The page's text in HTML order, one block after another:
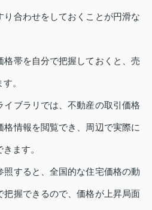
り合わせをしておくことが円滑な
格帯を自分で把握しておくと、売
。
イブラリでは、不動産の取引価格
情報を閲覧でき、周辺で実際に
ます。
照すると、全国的な住宅価格の動
把握できるので、価格が上昇局面